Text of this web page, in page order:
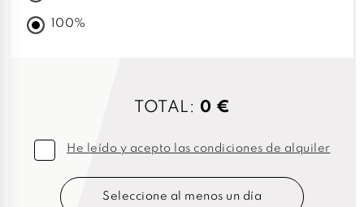
100%
TOTAL: 0 €
He leído y acepto las condiciones de alquiler
Seleccione al menos un día